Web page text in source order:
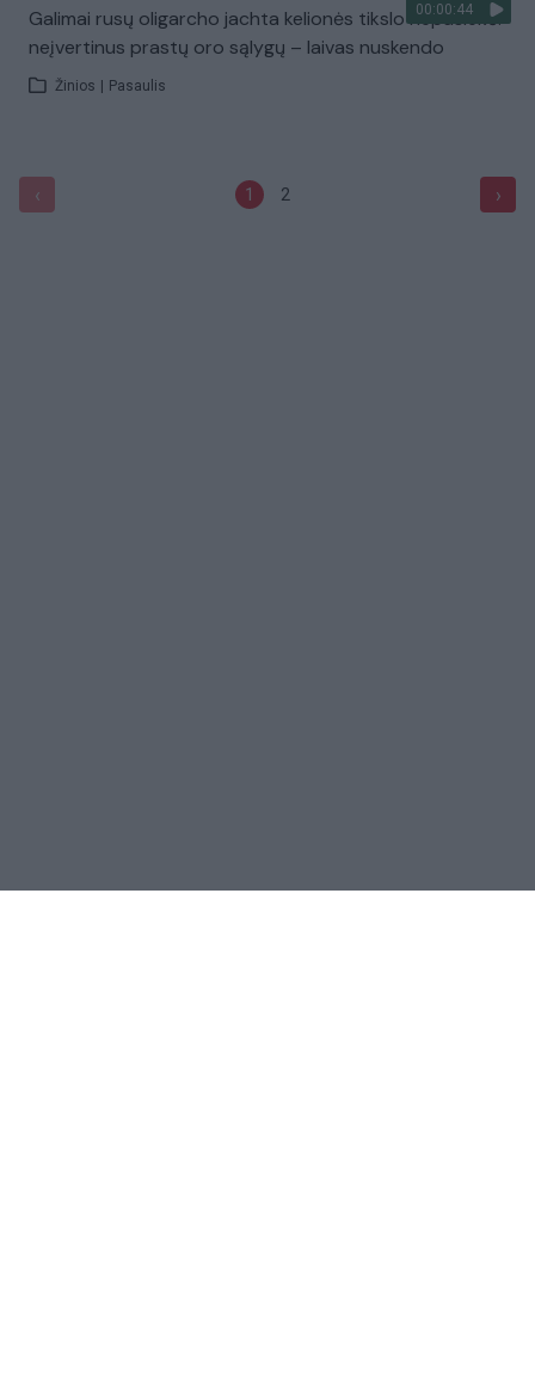
00:00:44
Galimai rusų oligarcho jachta kelionės tikslo nepasiekė:
neįvertinus prastų oro sąlygų – laivas nuskendo
Žinios Pasaulis
‹ 1 2 ›